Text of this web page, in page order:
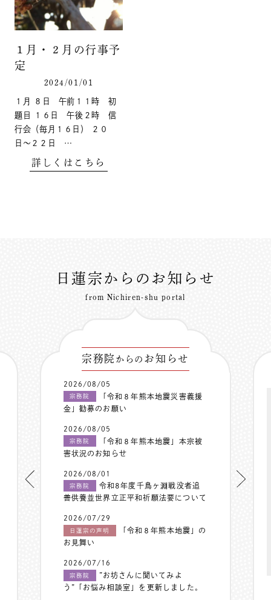
１月・２月の行事予
定
2024/01/01
１月 ８日 午前１１時 初
題目 １６日 午後２時 信
行会（毎月１６日） ２０
日〜２２日 …
詳しくはこちら
日蓮宗からのお知らせ
from Nichiren-shu portal
宗務院 からの お知らせ
2026/08/05
宗務院
「令和８年熊本地震災害義援
金」勧募のお願い
2026/08/05
宗務院
「令和８年熊本地震」本宗被
害状況のお知らせ
2026/08/01
宗務院
令和8年度千鳥ヶ淵戦没者追
善供養並世界立正平和祈願法要について
2026/07/29
日蓮宗の声明
「令和８年熊本地震」の
お見舞い
2026/07/16
宗務院
”お坊さんに聞いてみよ
う”「お悩み相談室」を更新しました。